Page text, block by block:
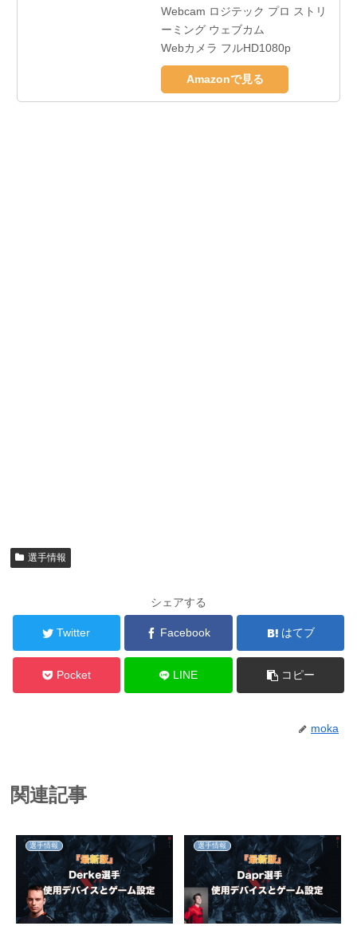
Webcam ロジテック プロ ストリ
ーミング ウェブカム
Webカメラ フルHD1080p
Amazonで見る
選手情報
シェアする
Twitter Facebook はてブ
Pocket LINE コピー
moka
関連記事
選手情報 選手情報